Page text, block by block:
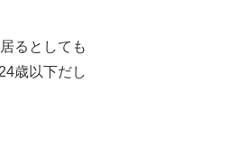
るとしても
歳以下だし